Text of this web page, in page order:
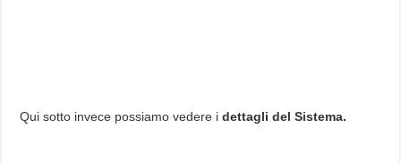
Qui sotto invece possiamo vedere idettagli del Sistema.